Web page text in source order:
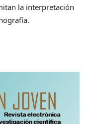
la interpretación